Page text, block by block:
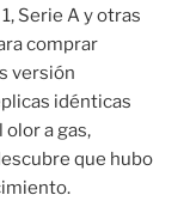
Serie A y otras
comprar
versión
idénticas
a gas,
que hubo